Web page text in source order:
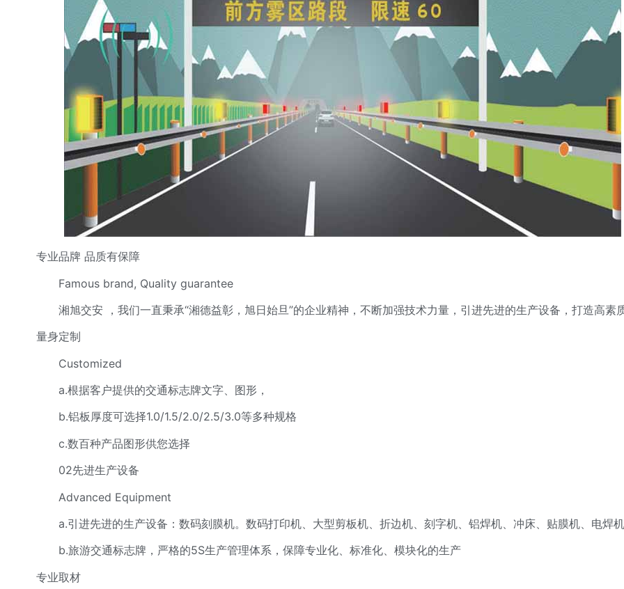
专业品牌 品质有保障
Famous brand, Quality guarantee
湘旭交安 ，我们一直秉承“湘德益彰，旭日始旦”的企业精神，不断加强技术力量，引进先进的生产设备，打造高素
量身定制
Customized
a.根据客户提供的交通标志牌文字、图形，
b.铝板厚度可选择1.0/1.5/2.0/2.5/3.0等多种规格
c.数百种产品图形供您选择
02先进生产设备
Advanced Equipment
a.引进先进的生产设备：数码刻膜机。数码打印机、大型剪板机、折边机、刻字机、铝焊机、冲床、贴膜机、电焊机
b.旅游交通标志牌，严格的5S生产管理体系，保障专业化、标准化、模块化的生产
专业取材